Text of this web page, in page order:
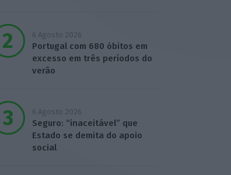
6 Agosto 2026
Portugal com 680 óbitos em
excesso em três períodos do
verão
6 Agosto 2026
Seguro: “inaceitável” que
Estado se demita do apoio
social